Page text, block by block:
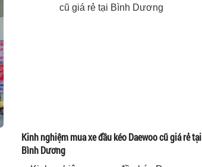
Kinh nghiệm mua xe đầu kéo Daewoo cũ giá rẻ tại
Bình Dương